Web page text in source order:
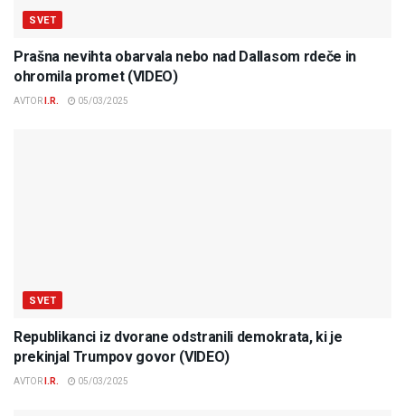
SVET
Prašna nevihta obarvala nebo nad Dallasom rdeče in
ohromila promet (VIDEO)
AVTOR I.R. 05/03/2025
SVET
Republikanci iz dvorane odstranili demokrata, ki je
prekinjal Trumpov govor (VIDEO)
AVTOR I.R. 05/03/2025